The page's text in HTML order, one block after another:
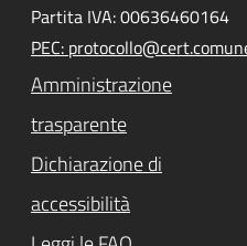
Partita IVA: 00636460164
PEC:
Amministrazione
trasparente
Dichiarazione di
accessibilità